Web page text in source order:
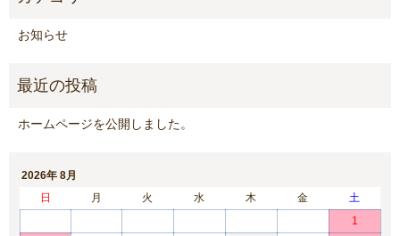
お知らせ
ホームページを公開しました。
2026年 8月
日
月 火 水 木 金
土
1